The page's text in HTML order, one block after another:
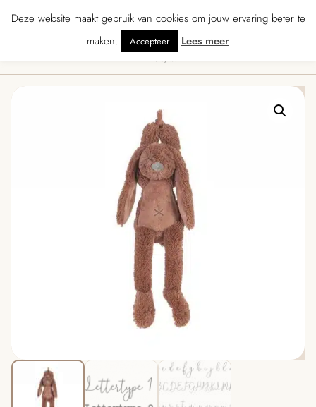
· Gratis verzending vanaf € 70 · Gratis kaartje met je bestelling •
Deze website maakt gebruik van cookies om jouw ervaring beter te
maken.
Accepteer Lees meer